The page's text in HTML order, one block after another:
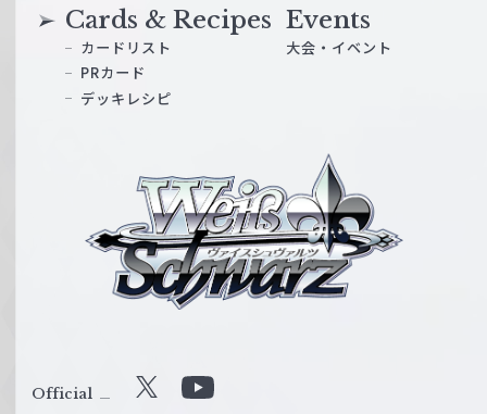
ス
ル
Cards & Recipes
カードリスト
PRカード
デッキレシピ
Events
大会・イベント
Official X